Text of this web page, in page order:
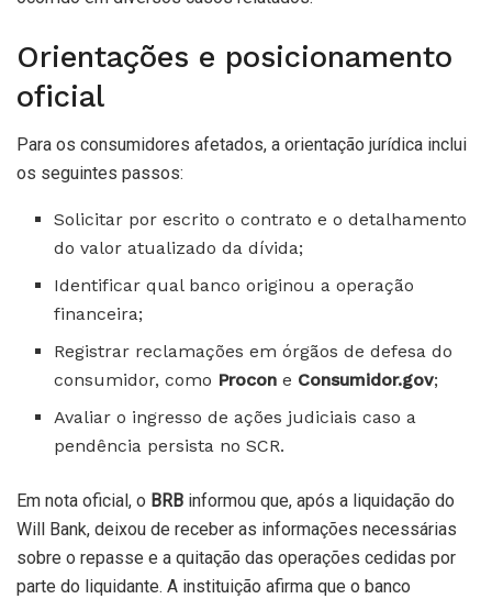
Orientações e posicionamento
oficial
Para os consumidores afetados, a orientação jurídica inclui
os seguintes passos:
Solicitar por escrito o contrato e o detalhamento
do valor atualizado da dívida;
Identificar qual banco originou a operação
financeira;
Registrar reclamações em órgãos de defesa do
consumidor, como Procon e Consumidor.gov;
Avaliar o ingresso de ações judiciais caso a
pendência persista no SCR.
Em nota oficial, o BRB informou que, após a liquidação do
Will Bank, deixou de receber as informações necessárias
sobre o repasse e a quitação das operações cedidas por
parte do liquidante. A instituição afirma que o banco